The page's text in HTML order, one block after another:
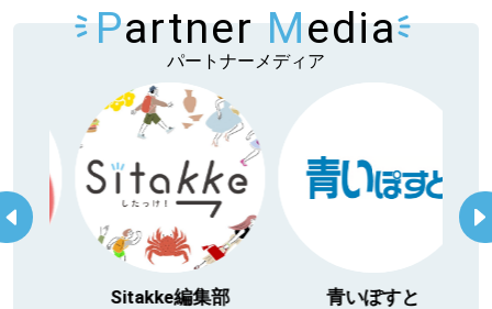
Partner Media
パートナーメディア
青いぽすと
「北海道３大か